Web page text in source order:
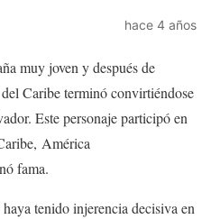
hace 4 años
muy joven y después de
Caribe terminó convirtiéndose
Este personaje participó en
América
fama.
tenido injerencia decisiva en